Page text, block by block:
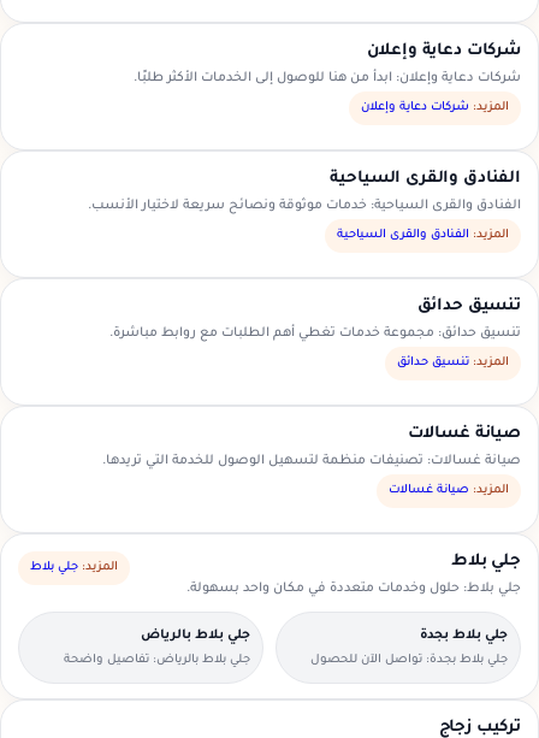
شركات دعاية وإعلان
شركات دعاية وإعلان: ابدأ من هنا للوصول إلى الخدمات الأكثر طلبًا.
المزيد: شركات دعاية وإعلان
الفنادق والقرى السياحية
الفنادق والقرى السياحية: خدمات موثوقة ونصائح سريعة لاختيار الأنسب.
المزيد: الفنادق والقرى السياحية
تنسيق حدائق
تنسيق حدائق: مجموعة خدمات تغطي أهم الطلبات مع روابط مباشرة.
المزيد: تنسيق حدائق
صيانة غسالات
صيانة غسالات: تصنيفات منظمة لتسهيل الوصول للخدمة التي تريدها.
المزيد: صيانة غسالات
جلي بلاط
جلي بلاط: حلول وخدمات متعددة في مكان واحد بسهولة.
المزيد: جلي بلاط
جلي بلاط بجدة
جلي بلاط بجدة: تواصل الآن للحصول
على عرض سعر مناسب.
جلي بلاط بالرياض
جلي بلاط بالرياض: تفاصيل واضحة
لتسهيل اختيار مقدم الخدمة.
تركيب زجاج